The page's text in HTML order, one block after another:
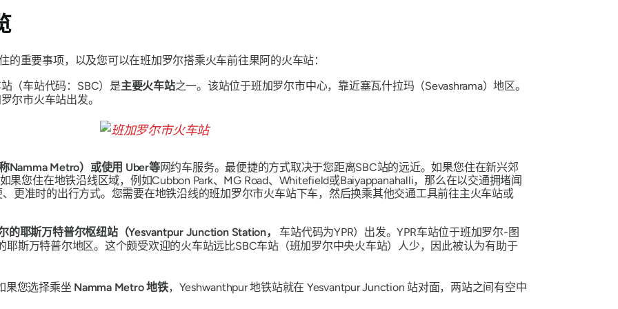
重要事项，以及您可以在班加罗尔搭乘火车前往果阿的火车站：
（车站代码：SBC）是主要火车站之一。该站位于班加罗尔市中心，靠近塞瓦什拉玛（Sevashrama）地区。
尔市火车站出发。
Namma Metro）或使用 Uber等网约车服务。最便捷的方式取决于您距离SBC站的远近。如果您住在新兴郊
果您住在地铁沿线区域，例如Cubbon Park、MG Road、Whitefield或Baiyappanahalli，那么在以交通拥堵闻
更准时的出行方式。您需要在地铁沿线的班加罗尔市火车站下车，然后换乘其他交通工具前往主火车站或
的耶斯万特普尔枢纽站（Yesvantpur Junction Station， 车站代码为YPR）出发。YPR车站位于班加罗尔-图
耶斯万特普尔地区。这个颇受欢迎的火车站远比SBC车站（班加罗尔中央火车站）人少，因此被认为有助于
果您选择乘坐 Namma Metro 地铁，Yeshwanthpur 地铁站就在 Yesvantpur Junction 站对面，两站之间有空中